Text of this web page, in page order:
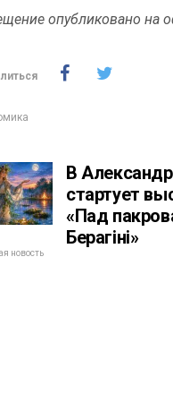
опубликовано на
В
стартует
«Пад
Берагіні»
новость